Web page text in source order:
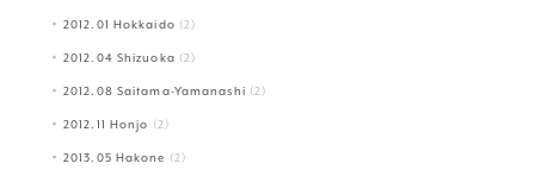
2012.01 Hokkaido (2)
2012.04 Shizuoka (2)
2012.08 Saitama-Yamanashi (2)
2012.11 Honjo (2)
2013.05 Hakone (2)